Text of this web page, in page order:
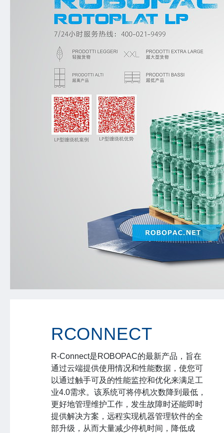
RCONNECT
R-Connect是ROBOPAC的最新产品，旨在
通过云端提供使用情况和性能数据，使您可
以通过触手可及的性能监控和优化来满足工
业4.0需求。该系统可将停机次数降到最低，
更好地管理维护工作，发生故障时还能即时
提供解决方案，远程实现机器管理软件的全
部升级，从而大量减少停机时间，降低成